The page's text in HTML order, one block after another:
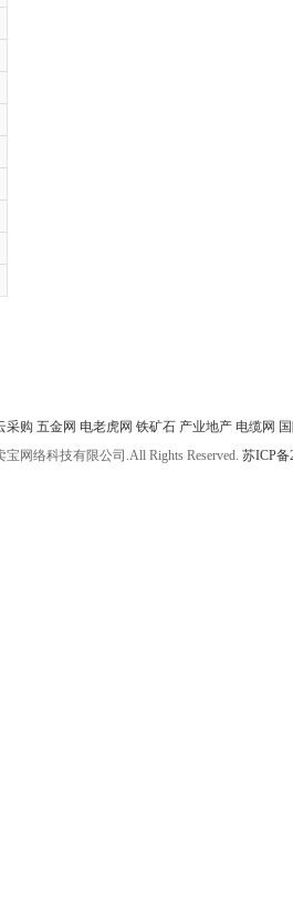
采购 五金网 电老虎网 铁矿石 产业地产 电缆网
宝网络科技有限公司.All Rights Reserved. 苏ICP备